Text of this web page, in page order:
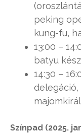
peking
kung-fu,
13:00 –
batyu
14:30 –
Színpad (2025.